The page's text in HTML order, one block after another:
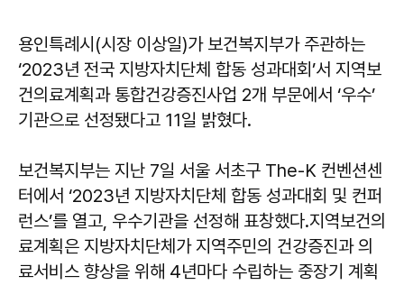
용인특례시(시장 이상일)가 보건복지부가 주관하는
‘2023년 전국 지방자치단체 합동 성과대회’서 지역보
건의료계획과 통합건강증진사업 2개 부문에서 ‘우수’
기관으로 선정됐다고 11일 밝혔다.
보건복지부는 지난 7일 서울 서초구 The-K 컨벤션센
터에서 ‘2023년 지방자치단체 합동 성과대회 및 컨퍼
런스’를 열고, 우수기관을 선정해 표창했다.지역보건의
료계획은 지방자치단체가 지역주민의 건강증진과 의
료서비스 향상을 위해 4년마다 수립하는 중장기 계획